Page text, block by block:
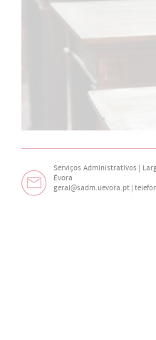
Serviços Administrativos |
Évora
geral@sadm.uevora.pt |